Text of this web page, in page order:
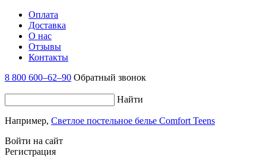
Оплата
Доставка
О нас
Отзывы
Контакты
8 800 600–62–90 Обратный звонок
Найти
Например, Светлое постельное белье Comfort Teens
Войти на сайт
Регистрация